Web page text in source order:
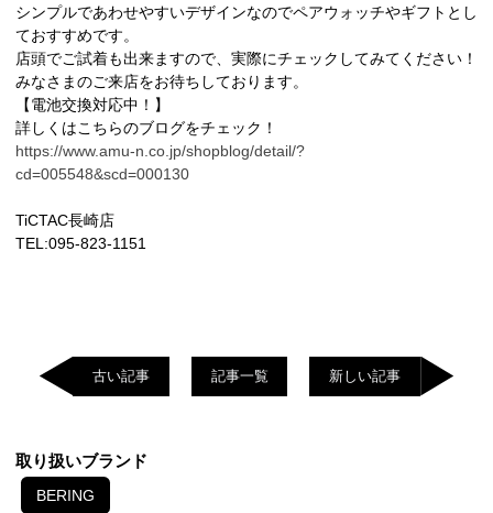
シンプルであわせやすいデザインなのでペアウォッチやギフトとし
ておすすめです。
店頭でご試着も出来ますので、実際にチェックしてみてください！
みなさまのご来店をお待ちしております。
【電池交換対応中！】
詳しくはこちらのブログをチェック！
https://www.amu-n.co.jp/shopblog/detail/?
cd=005548&scd=000130
TiCTAC長崎店
TEL:095-823-1151
古い記事 記事一覧 新しい記事
取り扱いブランド
BERING